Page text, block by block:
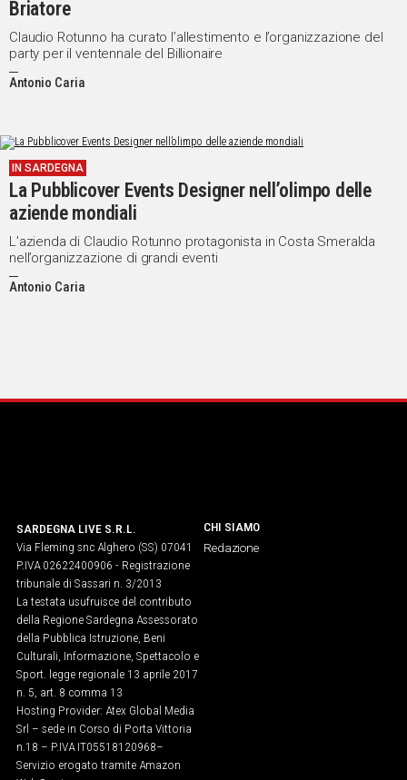
Briatore
Claudio Rotunno ha curato l’allestimento e l’organizzazione del
party per il ventennale del Billionaire
Antonio Caria
IN SARDEGNA
La Pubblicover Events Designer nell’olimpo delle
aziende mondiali
L’azienda di Claudio Rotunno protagonista in Costa Smeralda
nell’organizzazione di grandi eventi
Antonio Caria
SARDEGNA LIVE S.R.L.
Via Fleming snc Alghero (SS) 07041
P.IVA 02622400906 - Registrazione
tribunale di Sassari n. 3/2013
La testata usufruisce del contributo
della Regione Sardegna Assessorato
della Pubblica Istruzione, Beni
Culturali, Informazione, Spettacolo e
Sport. legge regionale 13 aprile 2017
n. 5, art. 8 comma 13
Hosting Provider: Atex Global Media
Srl – sede in Corso di Porta Vittoria
n.18 – P.IVA IT05518120968​–
Servizio erogato tramite Amazon
CHI SIAMO
Redazione